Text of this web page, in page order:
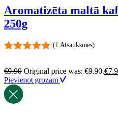
Aromatizēta maltā
250g
(1 Atsauksmes)
€9.90 Original price was: €9.90.€
Pievienot grozam